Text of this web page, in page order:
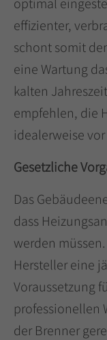
+44 1234
Drop us a
About us
Lorem ipsum
adipiscing elit.
massa. Cum
magnis dis
ridiculus mus.
effizienter,
schont somit
eine Wartung
kalten
empfehlen, die
idealerweise
Gesetzliche
Das
dass
werden
Hersteller eine
Voraussetzung
professionellen
der Brenner